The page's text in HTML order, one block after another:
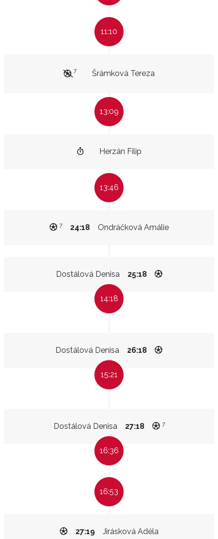
11:10
Šrámková Tereza
7
13:09
Herzán Filip
13:46
Ondráčková Amálie
24:18
7
Dostálová Denisa 25:18
14:18
Dostálová Denisa 26:18
15:21
Dostálová Denisa 27:18 7
16:36
16:53
Jirásková Adéla
27:19